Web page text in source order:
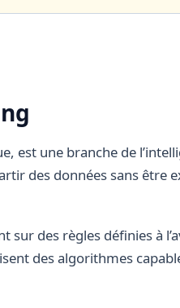
est une branche de
des données sans être
des règles définies à
des algorithmes